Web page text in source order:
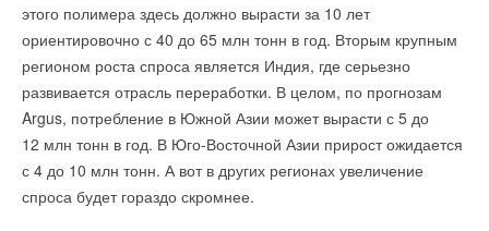
этого полимера здесь должно вырасти за 10 лет
ориентировочно с 40 до 65 млн тонн в год. Вторым крупным
регионом роста спроса является Индия, где серьезно
развивается отрасль переработки. В целом, по прогнозам
Argus, потребление в Южной Азии может вырасти с 5 до
12 млн тонн в год. В Юго-Восточной Азии прирост ожидается
с 4 до 10 млн тонн. А вот в других регионах увеличение
спроса будет гораздо скромнее.
В докладе отмечается, что увеличение производства
электроэнергии из возобновляемых источников энергии
и ядерной энергии, по-видимому, приводит к снижению
выбросов в энергетическом секторе. Ожидается, что
глобальные выбросы от производства электроэнергии
сократятся на 2,4% в 2024 году, после чего последует
дальнейшее снижение (но меньшими темпами) в 2025
и 2026 годах.